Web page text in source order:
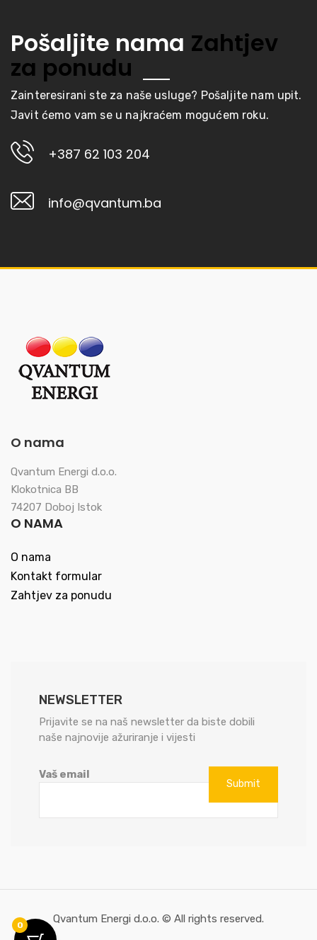
Pošaljite nama Zahtjev
za ponudu
Zainteresirani ste za naše usluge? Pošaljite nam upit.
Javit ćemo vam se u najkraćem mogućem roku.
+387 62 103 204
info@qvantum.ba
O nama
Qvantum Energi d.o.o.
Klokotnica BB
74207 Doboj Istok
O NAMA
O nama
Kontakt formular
Zahtjev za ponudu
NEWSLETTER
Prijavite se na naš newsletter da biste dobili
naše najnovije ažuriranje i vijesti
Vaš email
Qvantum Energi d.o.o. © All rights reserved.
0